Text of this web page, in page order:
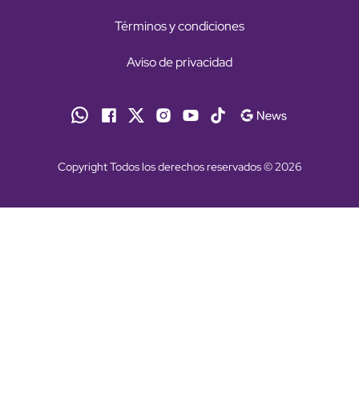
Términos y condiciones
Aviso de privacidad
Copyright Todos los derechos reservados © 2026